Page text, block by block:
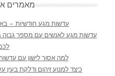
מאמרים
עדשות מגע חודשיות –
עדשות מגע לאנשים עם מספר
למה אסור לישון עם
כיצד למנוע זיהום ודלקת